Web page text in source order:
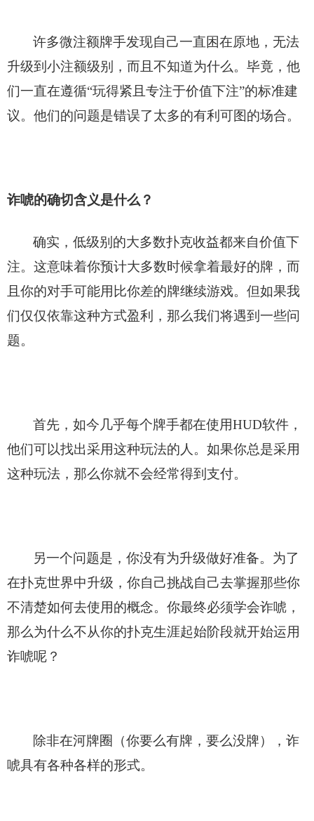
许多微注额牌手发现自己一直困在原地，无法
升级到小注额级别，而且不知道为什么。毕竟，他
们一直在遵循“玩得紧且专注于价值下注”的标准建
议。他们的问题是错误了太多的有利可图的场合。
诈唬的确切含义是什么？
确实，低级别的大多数扑克收益都来自价值下
注。这意味着你预计大多数时候拿着最好的牌，而
且你的对手可能用比你差的牌继续游戏。但如果我
们仅仅依靠这种方式盈利，那么我们将遇到一些问
题。
首先，如今几乎每个牌手都在使用HUD软件，
他们可以找出采用这种玩法的人。如果你总是采用
这种玩法，那么你就不会经常得到支付。
另一个问题是，你没有为升级做好准备。为了
在扑克世界中升级，你自己挑战自己去掌握那些你
不清楚如何去使用的概念。你最终必须学会诈唬，
那么为什么不从你的扑克生涯起始阶段就开始运用
诈唬呢？
除非在河牌圈（你要么有牌，要么没牌），诈
唬具有各种各样的形式。